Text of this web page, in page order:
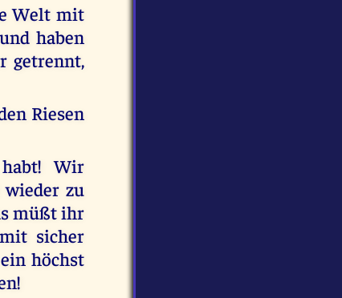
Welt mit
haben
getrennt,
Riesen
Wir
zu
müßt ihr
sicher
höchst